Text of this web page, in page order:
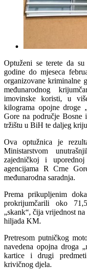
Optuženi se terete da
godine do mjeseca
organizovane kriminalne
međunarodnog
imovinske koristi, u
kilograma opojne droge
Gore na područje Bosne
tržištu u BiH te daljeg
Ova optužnica je
Ministarstvom
zajedničkoj i
agencijama R Crne
međunarodna saradnja.
Prema prikupljenim
prokrijumčarili oko
„skank“, čija vrijednost
hiljada KM.
Pretresom putničkog
navedena opojna droga
kartice i drugi
krivičnog djela.